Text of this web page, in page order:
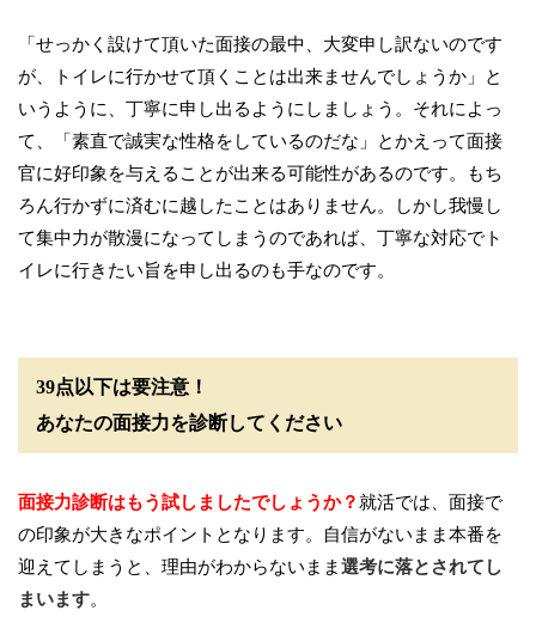
「せっかく設けて頂いた面接の最中、大変申し訳ないのです
が、トイレに行かせて頂くことは出来ませんでしょうか」と
いうように、丁寧に申し出るようにしましょう。それによっ
て、「素直で誠実な性格をしているのだな」とかえって面接
官に好印象を与えることが出来る可能性があるのです。もち
ろん行かずに済むに越したことはありません。しかし我慢し
て集中力が散漫になってしまうのであれば、丁寧な対応でト
イレに行きたい旨を申し出るのも手なのです。
39点以下は要注意！
あなたの面接力を診断してください
面接力診断はもう試しましたでしょうか？就活では、面接で
の印象が大きなポイントとなります。自信がないまま本番を
迎えてしまうと、理由がわからないまま選考に落とされてし
まいます。